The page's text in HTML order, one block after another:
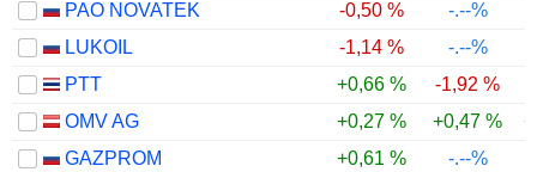
PAO NOVATEK
-0,50 %
-.--%
LUKOIL
-1,14 %
-.--%
PTT
+0,66 % -1,92 %
OMV AG
+0,27 % +0,47 %
GAZPROM
+0,61 %
-.--%